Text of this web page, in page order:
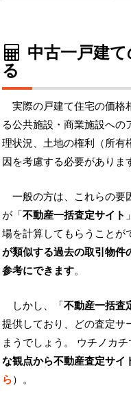
中古一戸建
る
実際の戸建て住宅の価格
る公共施設・商業施設へ
理状況、土地の権利（所有
因を考慮する必要がありま
一般の方は、これらの要
が「不動産一括査定サイト
場を計算してもらうことが
が類似する過去の取引物件
参考にできます。
しかし、「不動産一括査
提供しており、どの査定サ
まうでしょう。 ウチノカチ
な観点から不動産査定サイ
ら）。